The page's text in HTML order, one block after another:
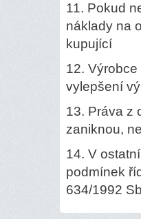
11. Pokud
náklady na
kupující
12.
vylepšení
13. Práva z
zaniknou,
14. V
podmínek
634/1992